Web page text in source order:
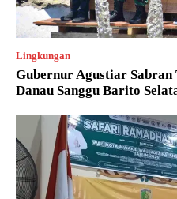
Lingkungan
Gubernur Agustiar Sabran
Danau Sanggu Barito